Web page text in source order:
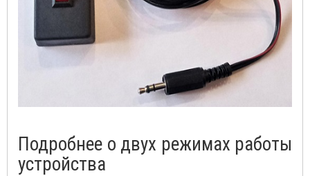
Подробнее о двух режимах работы
устройства